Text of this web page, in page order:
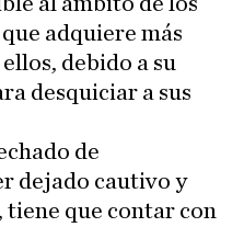
adquiere más
debido a su
desquiciar a sus
de
dejado cautivo y
tiene que contar con